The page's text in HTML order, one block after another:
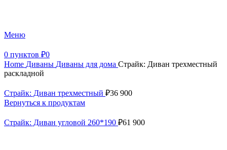
Меню
0 пунктов ₽0
Home Диваны Диваны для дома Страйк: Диван трехместный
раскладной
Страйк: Диван трехместный ₽36 900
Вернуться к продуктам
Страйк: Диван угловой 260*190 ₽61 900